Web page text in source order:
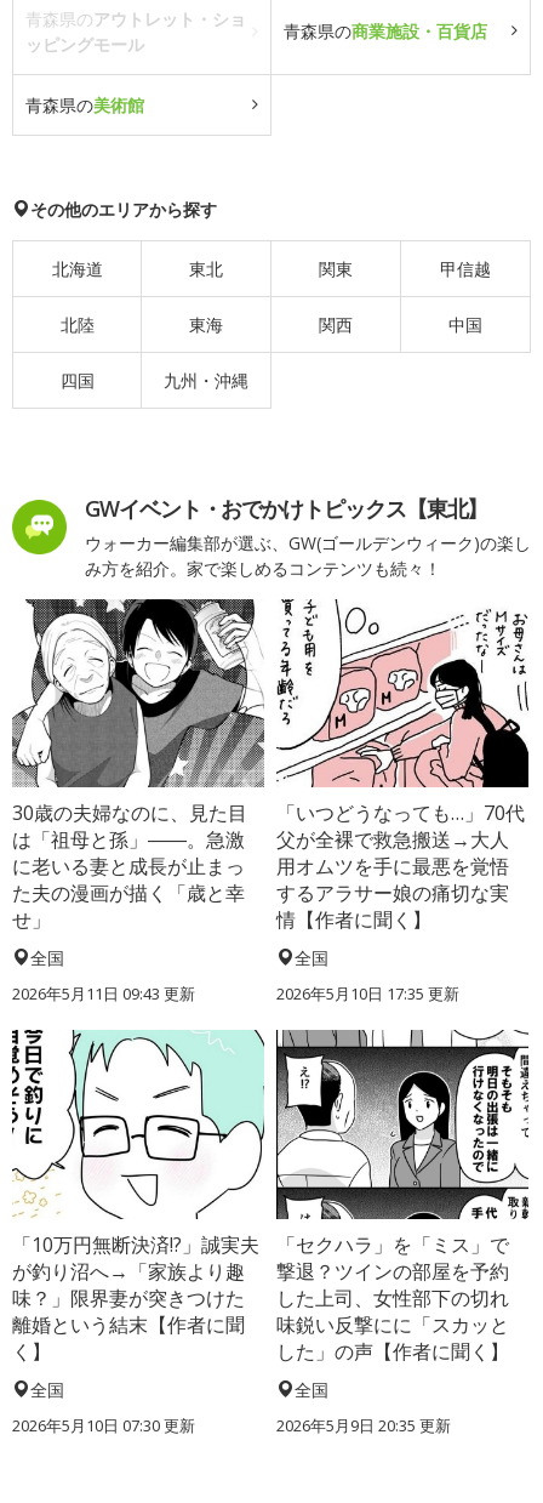
青森県のアウトレット・ショ
ッピングモール
青森県の商業施設・百貨店
青森県の美術館
その他のエリアから探す
北海道 東北 関東 甲信越
北陸 東海 関西 中国
四国 九州・沖縄
GWイベント・おでかけトピックス【東北】
ウォーカー編集部が選ぶ、GW(ゴールデンウィーク)の楽し
み方を紹介。家で楽しめるコンテンツも続々！
30歳の夫婦なのに、見た目
は「祖母と孫」――。急激
に老いる妻と成長が止まっ
た夫の漫画が描く「歳と幸
せ」
全国
2026年5月11日 09:43 更新
「いつどうなっても…」70代
父が全裸で救急搬送→大人
用オムツを手に最悪を覚悟
するアラサー娘の痛切な実
情【作者に聞く】
全国
2026年5月10日 17:35 更新
「10万円無断決済!?」誠実夫
が釣り沼へ→「家族より趣
味？」限界妻が突きつけた
離婚という結末【作者に聞
く】
全国
2026年5月10日 07:30 更新
「セクハラ」を「ミス」で
撃退？ツインの部屋を予約
した上司、女性部下の切れ
味鋭い反撃にに「スカッと
した」の声【作者に聞く】
全国
2026年5月9日 20:35 更新